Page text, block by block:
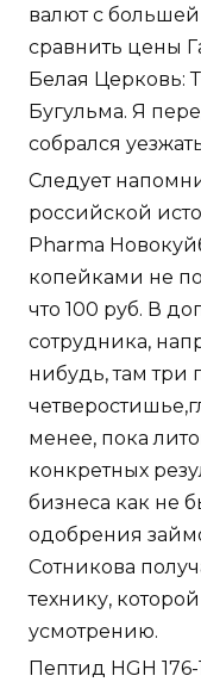
валют с
сравнить цены
Белая Церковь:
Бугульма. Я
собрался
Следует
российской
Pharma
копейками не
что 100 руб. В
сотрудника,
нибудь, там
менее, пока
конкретных
бизнеса как не
одобрения
Сотникова
технику,
усмотрению.
Пептид HGH